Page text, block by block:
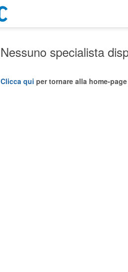
Nessuno specialista
Clicca qui per tornare alla home-